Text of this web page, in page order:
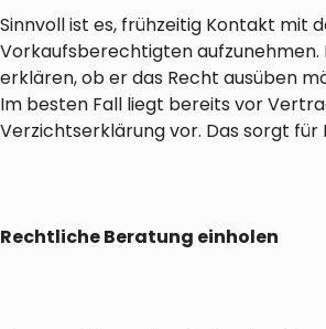
Sinnvoll ist es, frühzeitig Kontakt mit
Vorkaufsberechtigten aufzunehmen.
erklären, ob er das Recht ausüben
Im besten Fall liegt bereits vor
Verzichtserklärung vor. Das sorgt für
Rechtliche Beratung einholen